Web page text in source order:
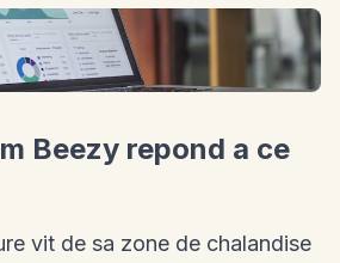
Beezy repond a ce
vit de sa zone de chalandise